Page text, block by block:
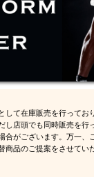
して在庫販売を行ってお
し店頭でも同時販売を行
合がございます。万一、
商品のご提案をさせてい